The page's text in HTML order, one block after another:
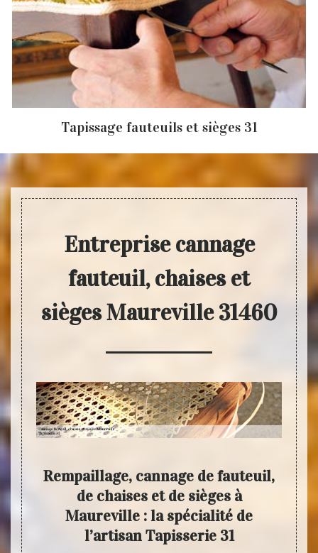
Tapissage fauteuils et sièges 31
Entreprise cannage
fauteuil, chaises et
sièges Maureville 31460
de
Rempaillage, cannage de fauteuil,
de chaises et de sièges à
Maureville : la spécialité de
l’artisan Tapisserie 31